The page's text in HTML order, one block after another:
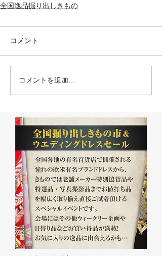
全国逸品掘り出しきもの
コメント
コメントを追加…